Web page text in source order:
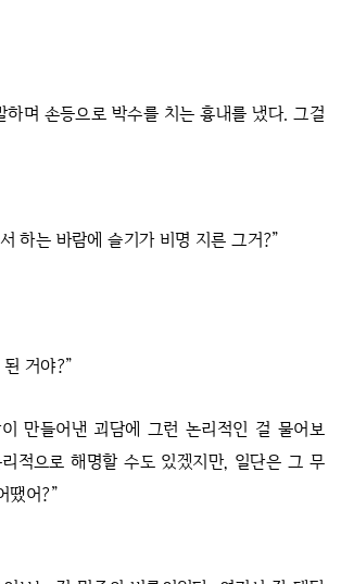
하며 손등으로 박수를 치는 흉내를 냈다. 그걸
하는 바람에 슬기가 비명 지른 그거?”
거야?”
만들어낸 괴담에 그런 논리적인 걸 물어보
적으로 해명할 수도 있겠지만, 일단은 그 무
땠어?”